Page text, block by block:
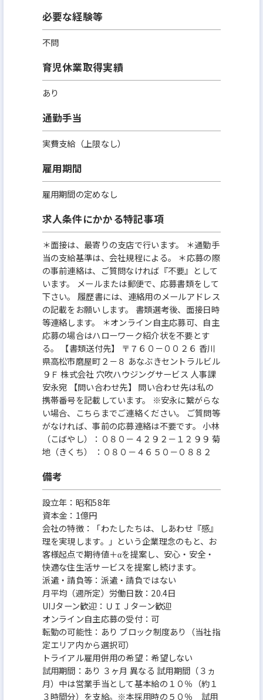
必要な経験等
不問
育児休業取得実績
あり
通勤手当
実費支給（上限なし）
雇用期間
雇用期間の定めなし
求人条件にかかる特記事項
＊面接は、最寄りの支店で行います。 ＊通勤手
当の支給基準は、会社規程による。 ＊応募の際
の事前連絡は、ご質問なければ『不要』として
います。 メールまたは郵便で、応募書類をして
下さい。 履歴書には、連絡用のメールアドレス
の記載をお願いします。 書類選考後、面接日時
等連絡します。 ＊オンライン自主応募可、自主
応募の場合はハローワーク紹介状を不要とす
る。 【書類送付先】 〒７６０－００２６ 香川
県高松市磨屋町２－８ あなぶきセントラルビル
９Ｆ 株式会社 穴吹ハウジングサービス 人事課
安永宛 【問い合わせ先】 問い合わせ先は私の
携帯番号を記載しています。 ※安永に繋がらな
い場合、こちらまでご連絡ください。 ご質問等
がなければ、事前の応募連絡は不要です。 小林
（こばやし）：０８０－４２９２－１２９９ 菊
地（きくち） ：０８０－４６５０－０８８２
備考
設立年：昭和58年
資本金：1億円
会社の特徴：「わたしたちは、しあわせ『感』
理を実現します。」という企業理念のもと、お
客様起点で期待値＋αを提案し、安心・安全・
快適な住生活サービスを提案し続けます。
派遣・請負等：派遣・請負ではない
月平均（週所定）労働日数：20.4日
UIJターン歓迎：ＵＩＪターン歓迎
オンライン自主応募の受付：可
転勤の可能性：あり ブロック制度あり（当社指
定エリア内から選択可）
トライアル雇用併用の希望：希望しない
試用期間：あり ３ヶ月 異なる 試用期間（３ヵ
月）中は営業手当として基本給の１０％（約１
３時間分）を支給。※本採用時の５０％ 試用